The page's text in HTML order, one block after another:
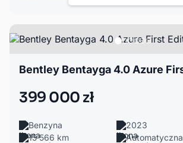
399 000 zł
Benzyna
2023
15 566 km
Automatyczna